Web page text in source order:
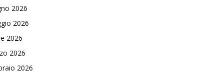
2026
2026
2026
2026
2026